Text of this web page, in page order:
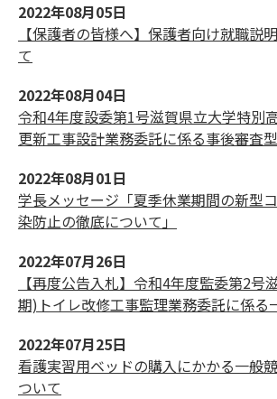
2022年08月05日
【保護者の皆様へ】保護者向け就職説
て
2022年08月04日
令和4年度設委第1号滋賀県立大学特別
更新工事設計業務委託に係る事後審査
2022年08月01日
学長メッセージ「夏季休業期間の新型
染防止の徹底について」
2022年07月26日
【再度公告入札】令和4年度監委第2号
期)トイレ改修工事監理業務委託に係る
2022年07月25日
看護実習用ベッドの購入にかかる一般
ついて